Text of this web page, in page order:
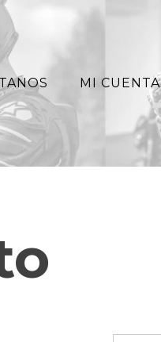
MI CUENTA